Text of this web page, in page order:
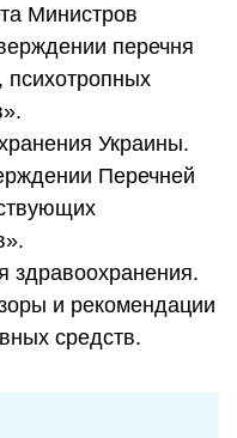
Министров
перечня
психотропных
Украины.
Перечней
здравоохранения.
и рекомендации
средств.